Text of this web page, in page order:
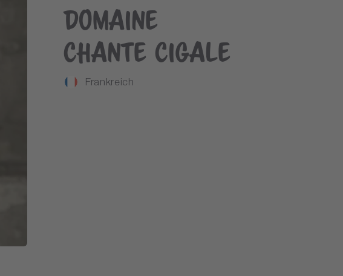
Domaine
Chante Cigale
Frankreich